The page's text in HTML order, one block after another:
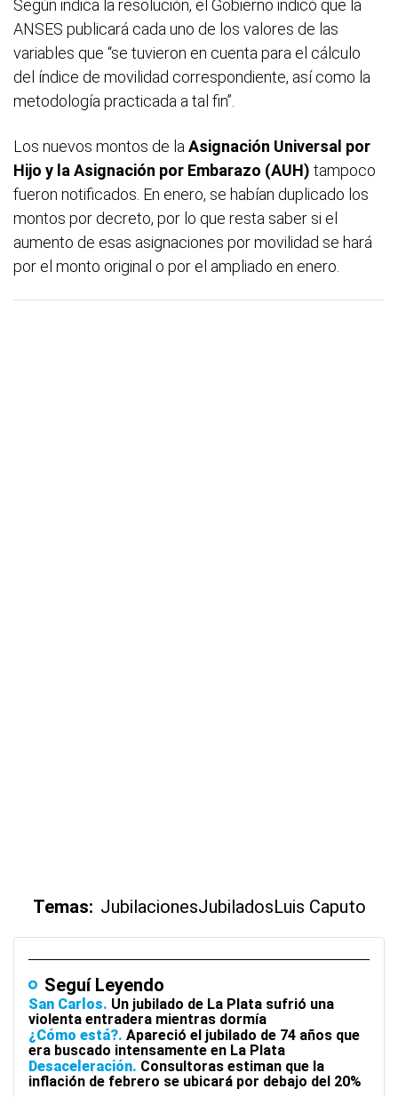
Según indica la resolución, el Gobierno indicó que la
ANSES publicará cada uno de los valores de las
variables que “se tuvieron en cuenta para el cálculo
del índice de movilidad correspondiente, así como la
metodología practicada a tal fin”.
Los nuevos montos de la Asignación Universal por
Hijo y la Asignación por Embarazo (AUH) tampoco
fueron notificados. En enero, se habían duplicado los
montos por decreto, por lo que resta saber si el
aumento de esas asignaciones por movilidad se hará
por el monto original o por el ampliado en enero.
Temas: JubilacionesJubiladosLuis Caputo
Seguí Leyendo
San Carlos Un jubilado de La Plata sufrió una
violenta entradera mientras dormía
¿Cómo está? Apareció el jubilado de 74 años que
era buscado intensamente en La Plata
Desaceleración Consultoras estiman que la
inflación de febrero se ubicará por debajo del 20%